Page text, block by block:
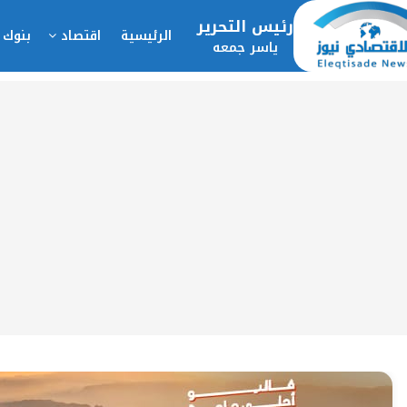
رئيس التحرير
ياسر جمعه الرئيسية اقتصاد